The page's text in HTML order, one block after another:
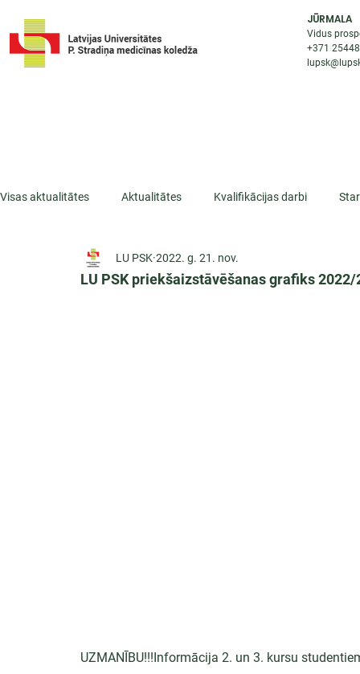
JŪRMALA
Vidus
+371
Visas aktualitātes Aktualitātes Kvalifikācijas darbi
ESF projekti Iepazīsti profesiju
LU PSK priekšaizstāvēšanas grafiks 2022/
LU PSK 2022. g. 21. nov.
UZMANĪBU!!!Informācija 2. un 3. kursu